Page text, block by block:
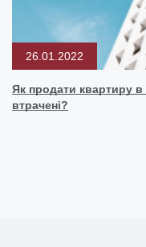
26.01.2022
Як продати квартиру в
втрачені?